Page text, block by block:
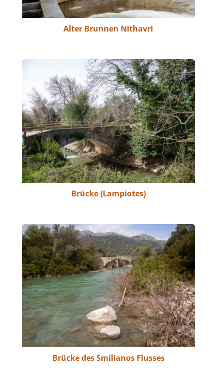
Alter Brunnen Nithavri
Brücke (Lampiotes)
Brücke des Smilianos Flusses